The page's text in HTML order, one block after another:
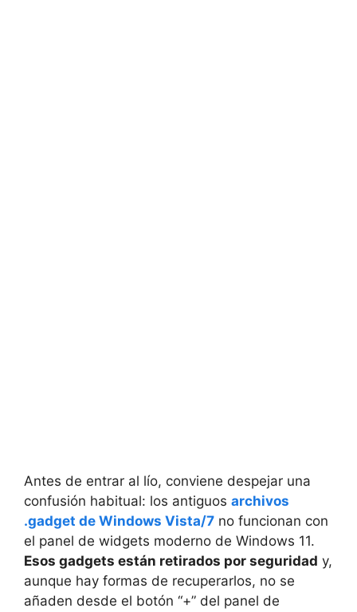
Antes de entrar al lío, conviene despejar una
confusión habitual: los antiguos archivos
.gadget de Windows Vista/7 no funcionan con
el panel de widgets moderno de Windows 11.
Esos gadgets están retirados por seguridad y,
aunque hay formas de recuperarlos, no se
añaden desde el botón “+” del panel de